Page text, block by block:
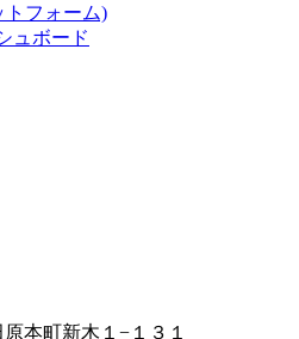
フォーム)
ュボード
本町新木１−１３１